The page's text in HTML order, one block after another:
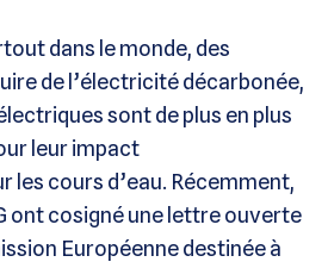
dans le monde, des
de l’électricité décarbonée,
sont de plus en plus
leur impact
les cours d’eau. Récemment,
ont cosigné une lettre ouverte
Européenne destinée à